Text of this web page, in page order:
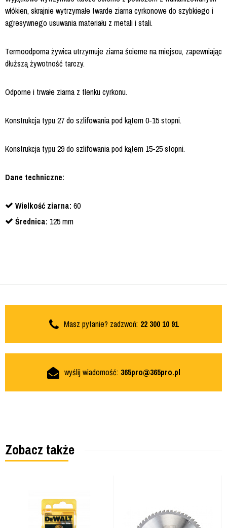
włókien, skrajnie wytrzymałe twarde ziarna cyrkonowe do szybkiego i
agresywnego usuwania materiału z metali i stali.
Termoodporna żywica utrzymuje ziarna ścierne na miejscu, zapewniając
dłuższą żywotność tarczy.
Odporne i trwałe ziarna z tlenku cyrkonu.
Konstrukcja typu 27 do szlifowania pod kątem 0-15 stopni.
Konstrukcja typu 29 do szlifowania pod kątem 15-25 stopni.
Dane techniczne:
Wielkość ziarna: 60
Średnica: 125 mm
Masz pytanie? zadzwoń: 22 300 10 91
wyślij wiadomość: 365pro@365pro.pl
Zobacz także